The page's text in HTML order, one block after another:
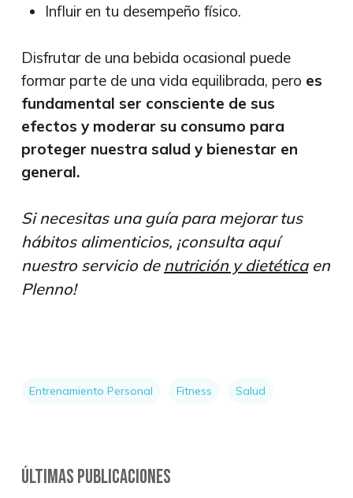
Influir en tu desempeño físico.
Disfrutar de una bebida ocasional puede
formar parte de una vida equilibrada, pero es
fundamental ser consciente de sus
efectos y moderar su consumo para
proteger nuestra salud y bienestar en
general.
Si necesitas una guía para mejorar tus
hábitos alimenticios, ¡consulta aquí
nuestro servicio de nutrición y dietéticaen
Plenno!
Entrenamiento Personal Fitness Salud
Últimas publicaciones